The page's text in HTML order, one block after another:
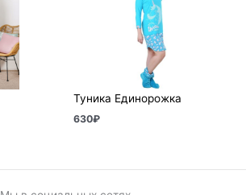
Туника Единорожка
630₽